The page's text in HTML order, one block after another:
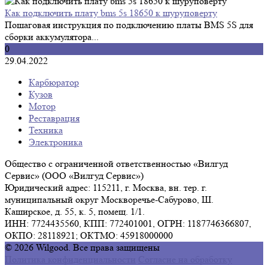
Как подключить плату bms 5s 18650 к шуруповерту
Пошаговая инструкция по подключению платы BMS 5S для
сборки аккумулятора...
0
29.04.2022
Карбюратор
Кузов
Мотор
Реставрация
Техника
Электроника
Общество с ограниченной ответственностью «Вилгуд
Сервис» (ООО «Вилгуд Сервис»)
Юридический адрес: 115211, г. Москва, вн. тер. г.
муниципальный округ Москворечье-Сабурово, Ш.
Каширское, д. 55, к. 5, помещ. 1/1.
ИНН: 7724435560, КПП: 772401001, ОГРН: 1187746366807,
ОКПО: 28118921; ОКТМО: 45918000000
© 2026 Wilgood. Все права защищены